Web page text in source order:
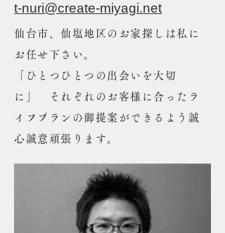
t-nuri@create-miyagi.net
仙台市、仙塩地区のお家探しは私に
お任せ下さい。
「ひとつひとつの出会いを大切
に」 それぞれのお客様に合ったラ
イフプランの御提案ができるよう誠
心誠意頑張ります。